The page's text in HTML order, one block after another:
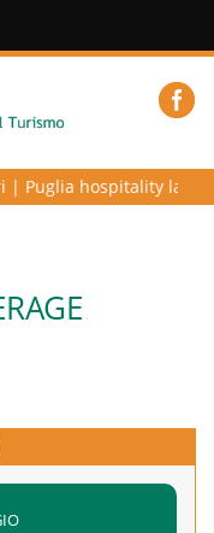
Puglia hospitality lab –